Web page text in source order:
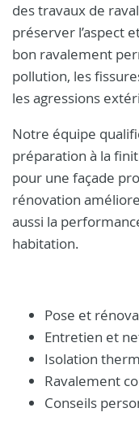
des travaux de
préserver l’aspect
bon ravalement
pollution, les
les agressions
Notre équipe
préparation à la
pour une façade
rénovation
aussi la
habitation.
Pose et
Entretien et
Isolation
Ravalement
Conseils